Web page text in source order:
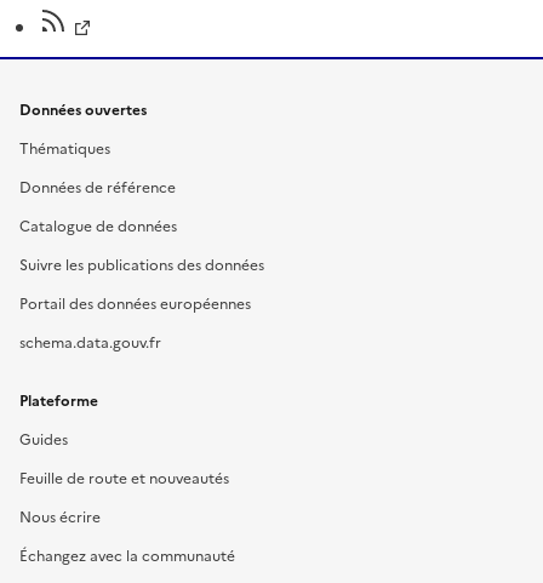
Données ouvertes
Thématiques
Données de référence
Catalogue de données
Suivre les publications des données
Portail des données européennes
schema.data.gouv.fr
Plateforme
Guides
Feuille de route et nouveautés
Nous écrire
Échangez avec la communauté